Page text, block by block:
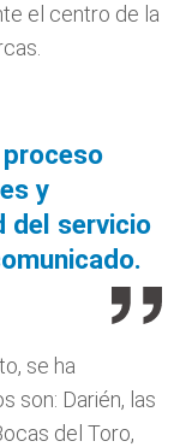
el centro de la
proceso
y
del servicio
se ha
son: Darién, las
del Toro,